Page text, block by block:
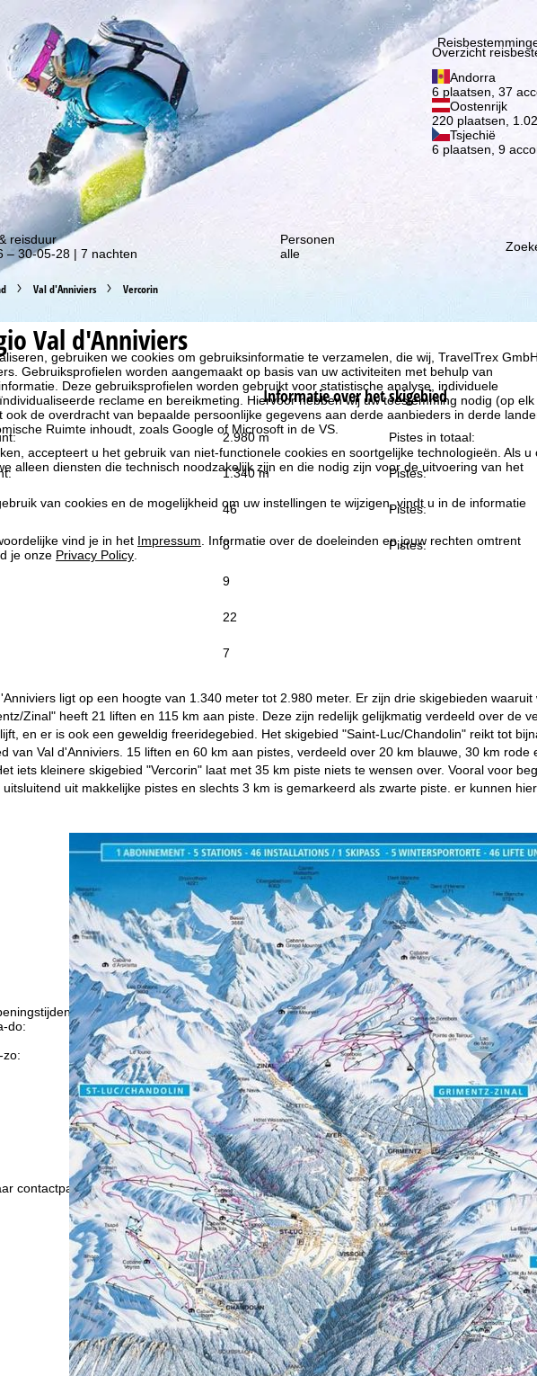
gebruiken we cookies om gebruiksinformatie te verzamelen, die wij, TravelTrex GmbH,
Gebruiksprofielen worden aangemaakt op basis van uw activiteiten met behulp van
Deze gebruiksprofielen worden gebruikt voor statistische analyse, individuele
reclame en bereikmeting. Hiervoor hebben wij uw toestemming nodig (op elk
ook de overdracht van bepaalde persoonlijke gegevens aan derde aanbieders in derde
Ruimte inhoudt, zoals Google of Microsoft in de VS.
accepteert u het gebruik van niet-functionele cookies en soortgelijke technologieën. Als u
alleen diensten die technisch noodzakelijk zijn en die nodig zijn voor de uitvoering van het
van cookies en de mogelijkheid om uw instellingen te wijzigen, vindt u in de informatie
vind je in het Impressum. Informatie over de doeleinden en jouw rechten omtrent
je onze Privacy Policy.
do:
09:00-17:00
09:00-14:00
zo:
gesloten
contactpagina
Advies
van onze kortingsacties!
Overzicht
Andorra
6 plaatsen, 37
Oostenrijk
220 plaatsen,
Tsjechië
6 plaatsen, 9
reisduur
– 30-05-28 | 7 nachten
Personen
alle
Val d'Anniviers Vercorin
Val d'Anniviers
Informatie over het skigebied
2.980 m Pistes in totaal:
1.340 m Pistes:
46 Pistes:
8 Pistes:
9
22
7
ligt op een hoogte van 1.340 meter tot 2.980 meter. Er zijn drie skigebieden
Zinal" heeft 21 liften en 115 km aan piste. Deze zijn redelijk gelijkmatig verdeeld over de
en er is ook een geweldig freeridegebied. Het skigebied "Saint-Luc/Chandolin" reikt tot
van Val d'Anniviers. 15 liften en 60 km aan pistes, verdeeld over 20 km blauwe, 30 km
iets kleinere skigebied "Vercorin" laat met 35 km piste niets te wensen over. Vooral voor
uit makkelijke pistes en slechts 3 km is gemarkeerd als zwarte piste. er kunnen